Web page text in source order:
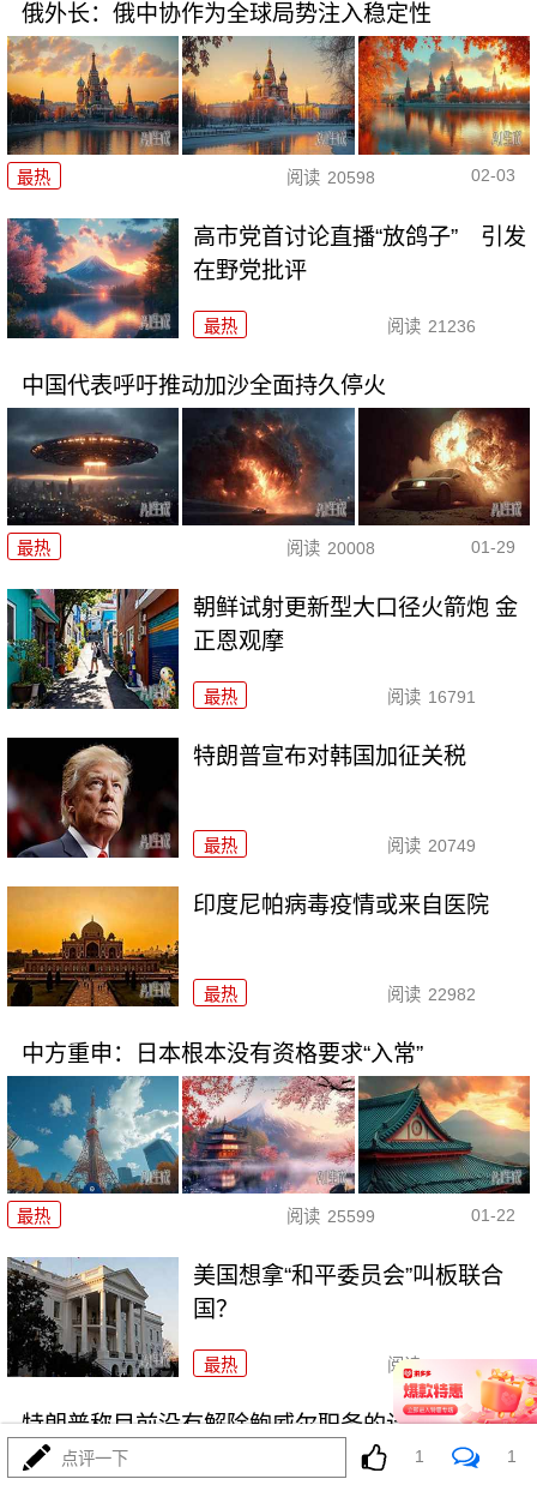
俄外长：俄中协作为全球局势注入稳定性
最热 阅读 20598 02-03
高市党首讨论直播“放鸽子” 引发
在野党批评
最热 阅读 21236
中国代表呼吁推动加沙全面持久停火
最热 阅读 20008 01-29
朝鲜试射更新型大口径火箭炮 金
正恩观摩
最热 阅读 16791
特朗普宣布对韩国加征关税
最热 阅读 20749
印度尼帕病毒疫情或来自医院
最热 阅读 22982
中方重申：日本根本没有资格要求“入常”
最热 阅读 25599 01-22
美国想拿“和平委员会”叫板联合
国？
最热 阅读 32071
特朗普称目前没有解除鲍威尔职务的计划
点评一下 1 1